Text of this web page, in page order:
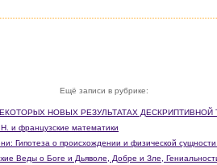
Ещё записи в рубрике:
НОВЫХ РЕЗУЛЬТАТАХ
и французские математики
Гипотеза о происхождении и физической
Веды о Боге и Дьяволе, Добре и Зле,